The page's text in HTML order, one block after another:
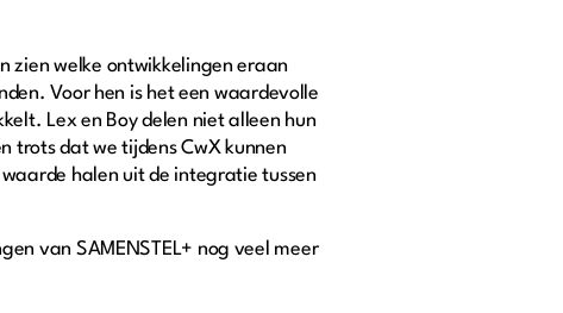
zien welke ontwikkelingen eraan
Voor hen is het een waardevolle
Lex en Boy delen niet alleen hun
trots dat we tijdens CwX kunnen
halen uit de integratie tussen
van SAMENSTEL+ nog veel meer